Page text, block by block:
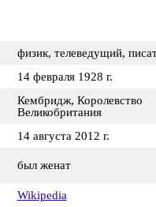
физик, телеведущий,
14 февраля 1928 г.
Кембридж, Королевство
Великобритания
14 августа 2012 г.
был женат
Wikipedia